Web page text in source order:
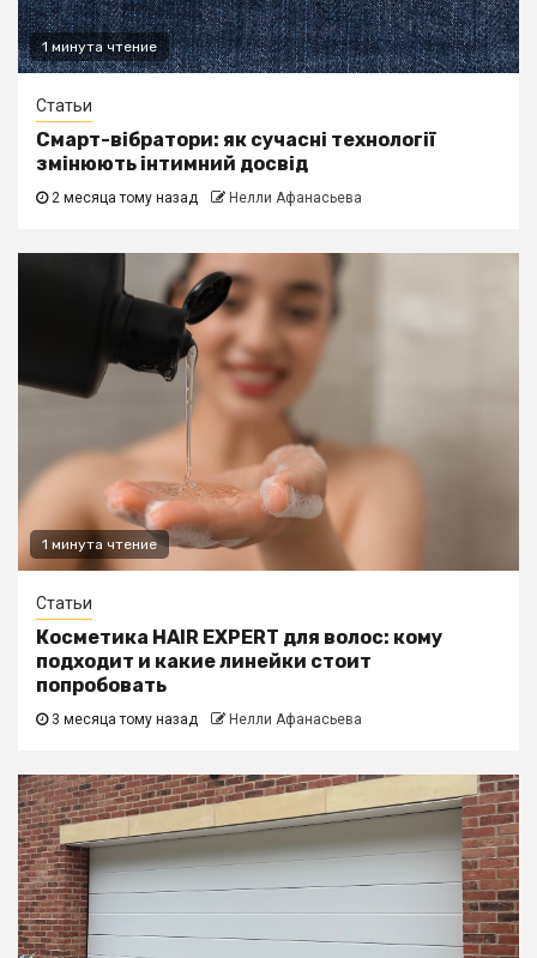
1 минута чтение
Статьи
Смарт-вібратори: як сучасні технології
змінюють інтимний досвід
2 месяца тому назад Нелли Афанасьева
1 минута чтение
Статьи
Косметика HAIR EXPERT для волос: кому
подходит и какие линейки стоит
попробовать
3 месяца тому назад Нелли Афанасьева